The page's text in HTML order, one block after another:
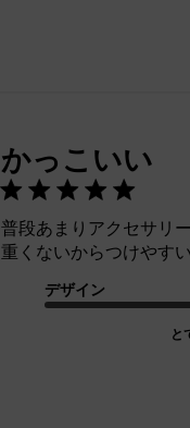
かっこいい
普段あまりアクセサリ
重くないからつけやす
デザイン
と